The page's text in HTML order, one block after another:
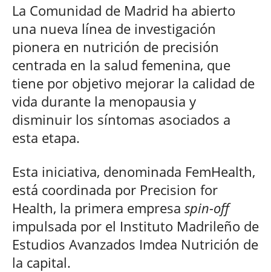
La Comunidad de Madrid ha abierto
una nueva línea de investigación
pionera en nutrición de precisión
centrada en la salud femenina, que
tiene por objetivo mejorar la calidad de
vida durante la menopausia y
disminuir los síntomas asociados a
esta etapa.
Esta iniciativa, denominada FemHealth,
está coordinada por Precision for
Health, la primera empresa spin-off
impulsada por el Instituto Madrileño de
Estudios Avanzados Imdea Nutrición de
la capital.